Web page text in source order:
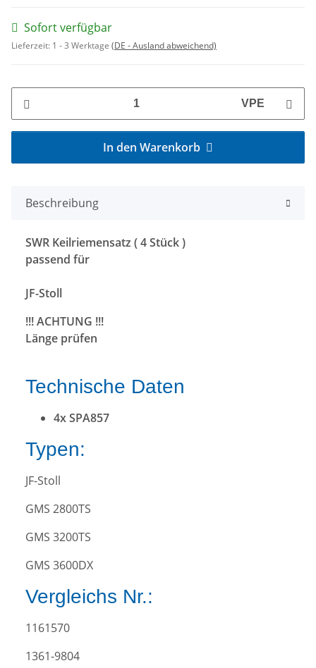
Sofort verfügbar
Lieferzeit: 1 - 3 Werktage (DE - Ausland abweichend)
VPE
In den Warenkorb
Beschreibung
SWR Keilriemensatz ( 4 Stück )
passend für
JF-Stoll
!!! ACHTUNG !!!
Länge prüfen
Technische Daten
4x SPA857
Typen:
JF-Stoll
GMS 2800TS
GMS 3200TS
GMS 3600DX
Vergleichs Nr.:
1161570
1361-9804